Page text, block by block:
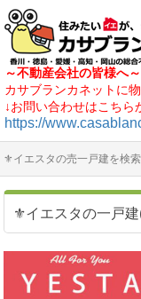
～不動産会社の皆様へ～
カサブランカネットに
↓お問い合わせはこちら
https://
⚜イエスタの売一戸建を検索
⚜イエスタの一戸